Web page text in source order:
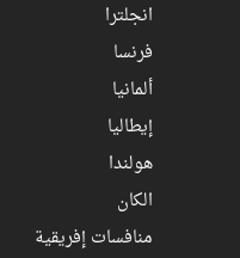
انجلترا
فرنسا
ألمانيا
إيطاليا
هولندا
الكان
منافسات إفريقية